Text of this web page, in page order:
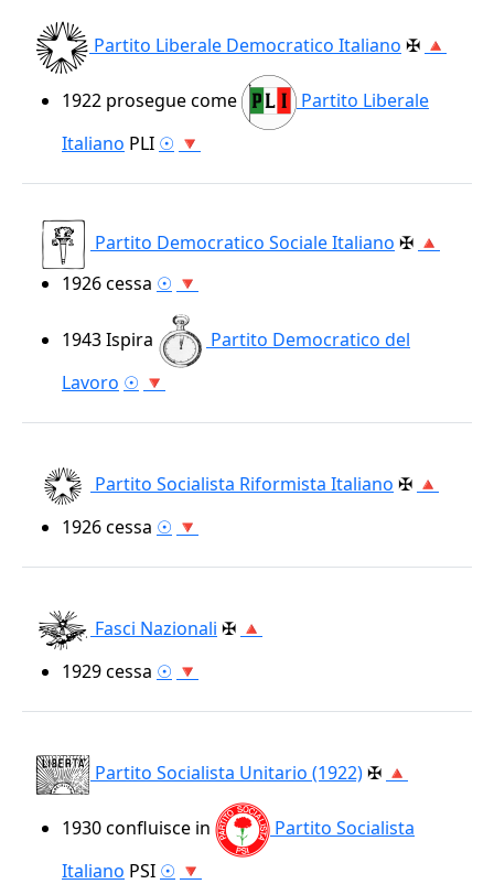
Partito Liberale Democratico Italiano ✠ 🔺
1922 prosegue come
Partito Liberale
Italiano PLI ☉ 🔻
Partito Democratico Sociale Italiano ✠ 🔺
1926cessa ☉ 🔻
1943Ispira
Partito Democratico del
Lavoro ☉ 🔻
Partito Socialista Riformista Italiano ✠ 🔺
1926cessa ☉ 🔻
Fasci Nazionali ✠ 🔺
1929cessa ☉ 🔻
Partito Socialista Unitario (1922)✠ 🔺
1930confluisce in
Partito Socialista
Italiano PSI ☉ 🔻